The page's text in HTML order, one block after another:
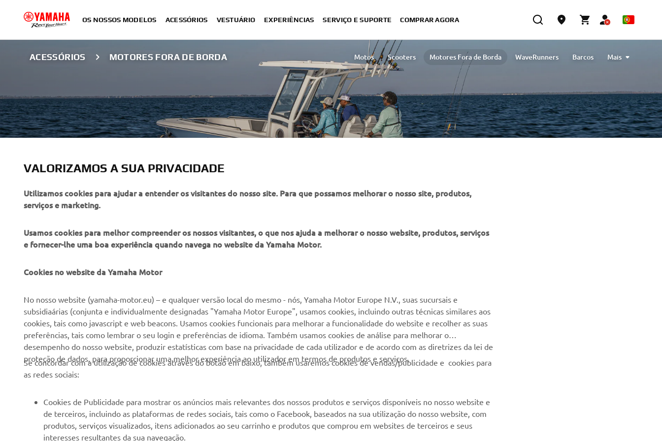
OS NOSSOS MODELOS ACESSÓRIOS VESTUÁRIO EXPERIÊNCIAS SERVIÇO E SUPORTE COMPRAR AGORA
ACESSÓRIOS MOTORES FORA DE BORDA Motos Scooters Motores Fora de Borda WaveRunners
Barcos
ATV & Side by Side
Veículos e Carros de Golfe
Mais
MARINE ENGINE ACCESSORIES
EMPRESA
Notícias
Imprensa
Catálogos
Trabalhar na Yamaha
Eventos
Política de Direitos
Humanos
PARA EMPRESAS
NEO's Delivery
Sistemas eBike
Campos de golfe
Socorristas
Unidade de Negócios de
Robótica
Parcerias
Yamaha Music
Yamaha Racing
Yamaha Motor Global
Aplicações móveis
Serviço de Apoio ao
Cliente
Livro de reclamações
Catálogo de peças
Gestão de resíduos,
baterias e VFV
novos lançamentos e muito mais
processamos os seus dados pessoais:
VALORIZAMOS A SUA PRIVACIDADE
Utilizamos cookies para ajudar a entender os visitantes do nosso site. Para que possamos melhorar o nosso site, produtos,
serviços e marketing.
Usamos cookies para melhor compreender os nossos visitantes, o que nos ajuda a melhorar o nosso website, produtos, serviços
e fornecer-lhe uma boa experiência quando navega no website da Yamaha Motor.
Cookies no website da Yamaha Motor
No nosso website (yamaha-motor.eu) – e qualquer versão local do mesmo - nós, Yamaha Motor Europe N.V., suas sucursais e
subsidiaárias (conjunta e individualmente designadas "Yamaha Motor Europe", usamos cookies, incluindo outras técnicas similares aos
cookies, tais como javascript e web beacons. Usamos cookies funcionais para melhorar a funcionalidade do website e recolher as suas
preferências, tais como lembrar o seu login e preferências de idioma. Também usamos cookies de análise para melhorar o
desempenho do nosso website, produzir estatísticas com base na privacidade de cada utilizador e de acordo com as diretrizes da lei de
proteção de dados, para proporcionar uma melhor experiência ao utilizador em termos de produtos e serviços.
Se concordar com a utilização de cookies através do botão em baixo, também usaremos cookies de vendas/publicidade e cookies para
as redes sociais:
Cookies de Publicidade para mostrar os anúncios mais relevantes dos nossos produtos e serviços disponíveis no nosso website e
de terceiros, incluindo as plataformas de redes sociais, tais como o Facebook, baseados na sua utilização do nosso website, com
produtos, serviços visualizados, itens adicionados ao seu carrinho e produtos que comprou em websites de terceiros e seus
interesses resultantes da sua navegação.